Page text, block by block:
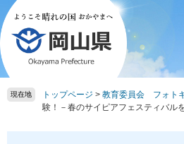
ペ
ー
ジ
の
先
頭
メ
ニ
ュ
ー
を
飛
現在地 トップページ > 教育委員会 フォト
験！－春のサイピアフェスティバル